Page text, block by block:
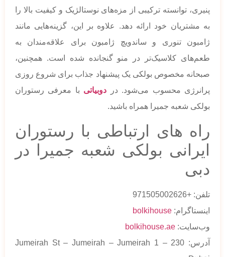
پنیری، توانسته ترکیبی از مزه‌های نوستالژیک و کیفیت بالا را
به مشتریان خود ارائه دهد. علاوه بر این، گزینه‌هایی مانند
ژامبون تنوری و ساندویچ ژامبون برای علاقه‌مندان به
طعم‌های کلاسیک‌تر در منو گنجانده شده است. همچنین،
صبحانه مخصوص بولکی یک پیشنهاد جذاب برای شروع روزی
پرانرژی محسوب می‌شود. در دوبیاتی با معرفی رستوران
بولکی شعبه جمیرا همراه باشید.
راه های ارتباطی با رستوران
ایرانی بولکی شعبه جمیرا در
دبی
تلفن: +971505002626
اینستاگرام: bolkihouse
وب‌سایت: bolkihouse.ae
آدرس: 230 Jumeirah St – Jumeirah – Jumeirah 1 –